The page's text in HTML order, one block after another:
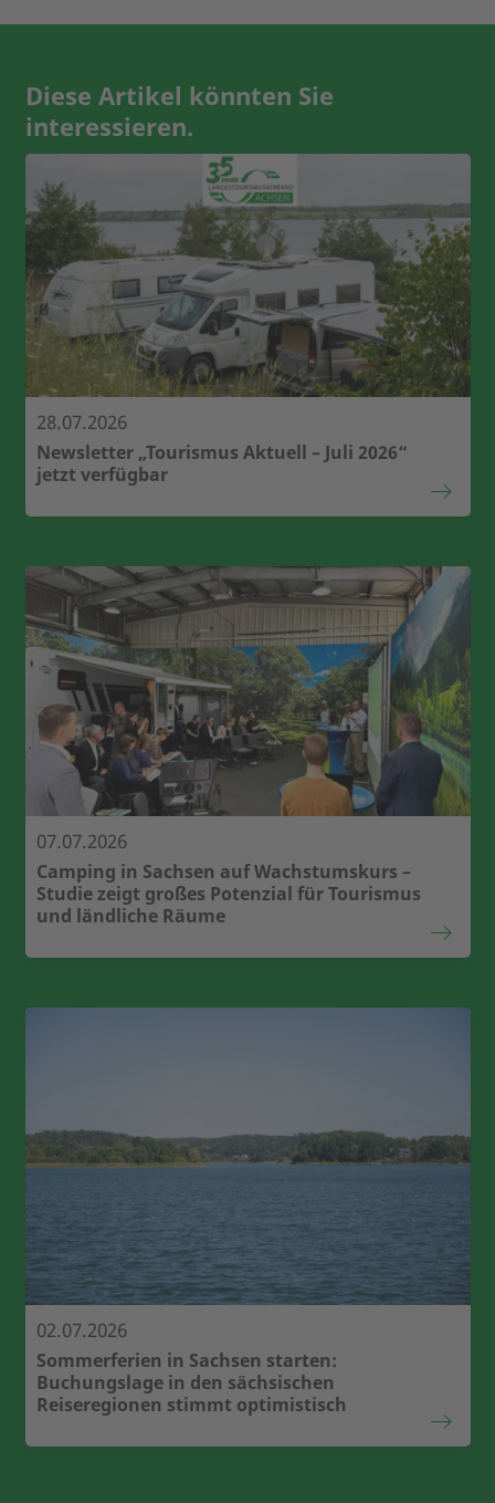
Diese Artikel könnten Sie
interessieren.
28.07.2026
Newsletter „Tourismus Aktuell – Juli 2026“
jetzt verfügbar
07.07.2026
Camping in Sachsen auf Wachstumskurs –
Studie zeigt großes Potenzial für Tourismus
und ländliche Räume
02.07.2026
Sommerferien in Sachsen starten:
Buchungslage in den sächsischen
Reiseregionen stimmt optimistisch